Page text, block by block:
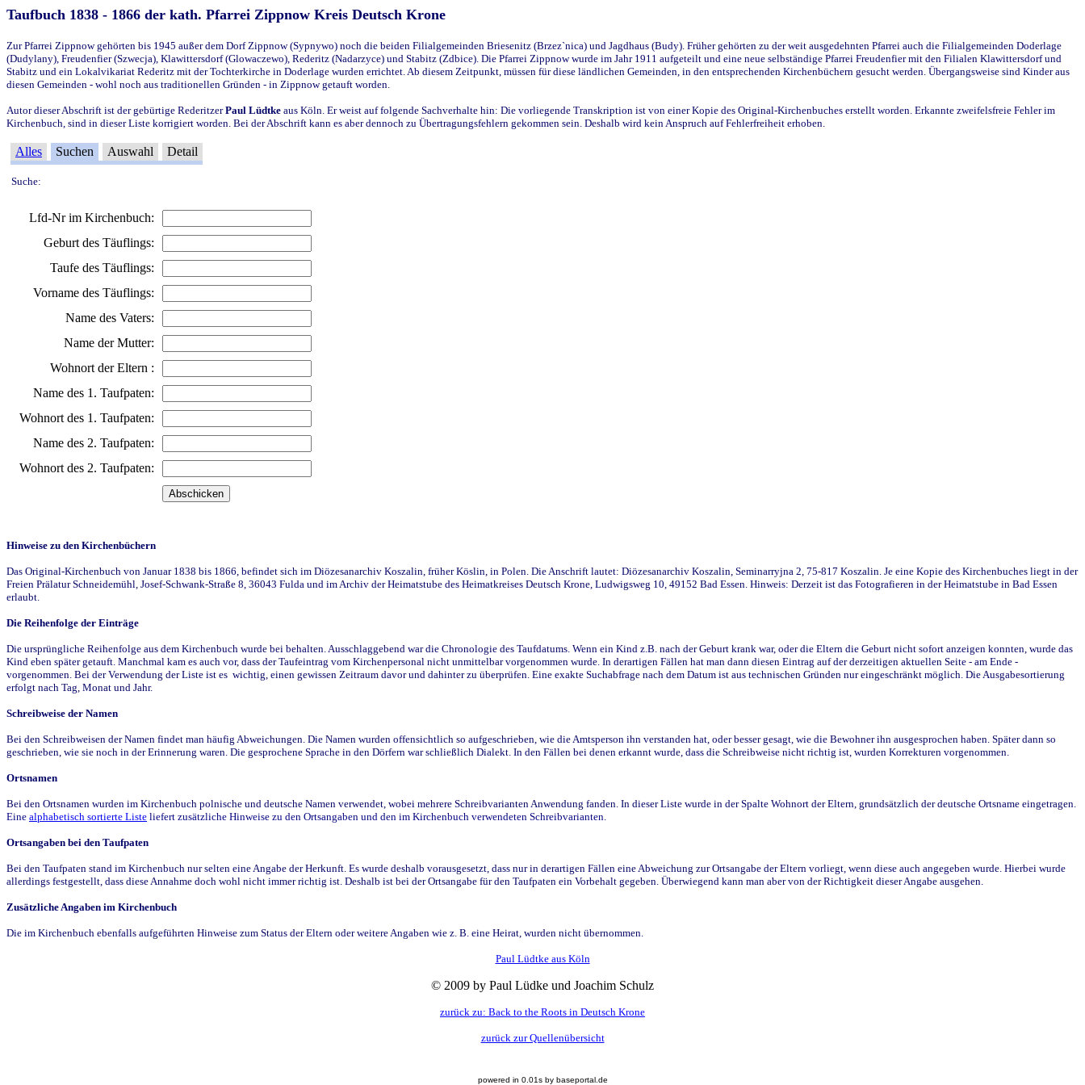
Taufbuch 1838 - 1866 der kath. Pfarrei Zippnow Kreis Deutsch Krone
Zur Pfarrei Zippnow gehörten bis 1945 außer dem Dorf Zippnow (Sypnywo) noch die beiden Filialgemeinden Briesenitz (Brzez`nica) und Jagdhaus (Budy). Früher gehörten zu der weit ausgedehnten Pfarrei auch die Filialgemeinden Doderlage
(Dudylany), Freudenfier (Szwecja), Klawittersdorf (Glowaczewo), Rederitz (Nadarzyce) und Stabitz (Zdbice). Die Pfarrei Zippnow wurde im Jahr 1911 aufgeteilt und eine neue selbständige Pfarrei Freudenfier mit den Filialen Klawittersdorf und
Stabitz und ein Lokalvikariat Rederitz mit der Tochterkirche in Doderlage wurden errichtet. Ab diesem Zeitpunkt, müssen für diese ländlichen Gemeinden, in den entsprechenden Kirchenbüchern gesucht werden. Übergangsweise sind Kinder aus
diesen Gemeinden - wohl noch aus traditionellen Gründen - in Zippnow getauft worden.
Autor dieser Abschrift ist der gebürtige RederitzerPaul Lüdtke aus Köln. Er weist auf folgende Sachverhalte hin: Die vorliegende Transkription ist von einer Kopie des Original-Kirchenbuches erstellt worden. Erkannte zweifelsfreie Fehler im
Kirchenbuch, sind in dieser Liste korrigiert worden. Bei der Abschrift kann es aber dennoch zu Übertragungsfehlern gekommen sein. Deshalb wird kein Anspruch auf Fehlerfreiheit erhoben.
Alles Suchen Auswahl Detail
Suche:
Lfd-Nr im Kirchenbuch:
Geburt des Täuflings:
Taufe des Täuflings:
Vorname des Täuflings:
Name des Vaters:
Name der Mutter:
Wohnort der Eltern :
Name des 1. Taufpaten:
Wohnort des 1. Taufpaten:
Name des 2. Taufpaten:
Wohnort des 2. Taufpaten:
Hinweise zu den Kirchenbüchern
Das Original-Kirchenbuch von Januar 1838 bis 1866, befindet sich im Diözesanarchiv Koszalin, früher Köslin, in Polen. Die Anschrift lautet: Diözesanarchiv Koszalin, Seminarryjna 2, 75-817 Koszalin. Je eine Kopie des Kirchenbuches liegt in der
Freien Prälatur Schneidemühl, Josef-Schwank-Straße 8, 36043 Fulda und im Archiv der Heimatstube des Heimatkreises Deutsch Krone, Ludwigsweg 10, 49152 Bad Essen. Hinweis: Derzeit ist das Fotografieren in der Heimatstube in Bad Essen
erlaubt.
Die Reihenfolge der Einträge
Die ursprüngliche Reihenfolge aus dem Kirchenbuch wurde bei behalten. Ausschlaggebend war die Chronologie des Taufdatums. Wenn ein Kind z.B. nach der Geburt krank war, oder die Eltern die Geburt nicht sofort anzeigen konnten, wurde das
Kind eben später getauft. Manchmal kam es auch vor, dass der Taufeintrag vom Kirchenpersonal nicht unmittelbar vorgenommen wurde. In derartigen Fällen hat man dann diesen Eintrag auf der derzeitigen aktuellen Seite - am Ende -
vorgenommen. Bei der Verwendung der Liste ist es wichtig, einen gewissen Zeitraum davor und dahinter zu überprüfen. Eine exakte Suchabfrage nach dem Datum ist aus technischen Gründen nur eingeschränkt möglich. Die Ausgabesortierung
erfolgt nach Tag, Monat und Jahr.
Schreibweise der Namen
Bei den Schreibweisen der Namen findet man häufig Abweichungen. Die Namen wurden offensichtlich so aufgeschrieben, wie die Amtsperson ihn verstanden hat, oder besser gesagt, wie die Bewohner ihn ausgesprochen haben. Später dann so
geschrieben, wie sie noch in der Erinnerung waren. Die gesprochene Sprache in den Dörfern war schließlich Dialekt. In den Fällen bei denen erkannt wurde, dass die Schreibweise nicht richtig ist, wurden Korrekturen vorgenommen.
Ortsnamen
Bei den Ortsnamen wurden im Kirchenbuch polnische und deutsche Namen verwendet, wobei mehrere Schreibvarianten Anwendung fanden. In dieser Liste wurde in der Spalte Wohnort der Eltern, grundsätzlich der deutsche Ortsname eingetragen.
Eine alphabetisch sortierte Liste liefert zusätzliche Hinweise zu den Ortsangaben und den im Kirchenbuch verwendeten Schreibvarianten.
Ortsangaben bei den Taufpaten
Bei den Taufpaten stand im Kirchenbuch nur selten eine Angabe der Herkunft. Es wurde deshalb vorausgesetzt, dass nur in derartigen Fällen eine Abweichung zur Ortsangabe der Eltern vorliegt, wenn diese auch angegeben wurde. Hierbei wurde
allerdings festgestellt, dass diese Annahme doch wohl nicht immer richtig ist. Deshalb ist bei der Ortsangabe für den Taufpaten ein Vorbehalt gegeben. Überwiegend kann man aber von der Richtigkeit dieser Angabe ausgehen.
Zusätzliche Angaben im Kirchenbuch
Die im Kirchenbuch ebenfalls aufgeführten Hinweise zum Status der Eltern oder weitere Angaben wie z. B. eine Heirat, wurden nicht übernommen.
Paul Lüdtke aus Köln
© 2009 by Paul Lüdke und Joachim Schulz
zurück zu: Back to the Roots in Deutsch Krone
zurück zur Quellenübersicht
powered in 0.01s by baseportal.de